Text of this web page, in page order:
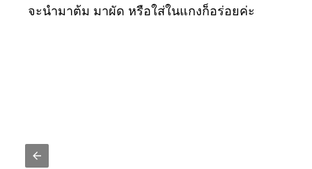
จะนำมาต้ม มาผัด หรือใส่ในแกงก็อร่อยค่ะ